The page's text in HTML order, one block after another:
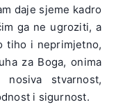
daje sjeme kadro
ga ne ugroziti, a
tiho i neprimjetno,
za Boga, onima
stvarnost,
i sigurnost.